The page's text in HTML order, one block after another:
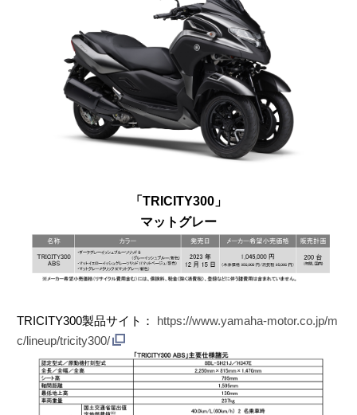
「TRICITY300」
マットグレー
TRICITY300製品サイト： https://www.yamaha-motor.co.jp/m
c/lineup/tricity300/